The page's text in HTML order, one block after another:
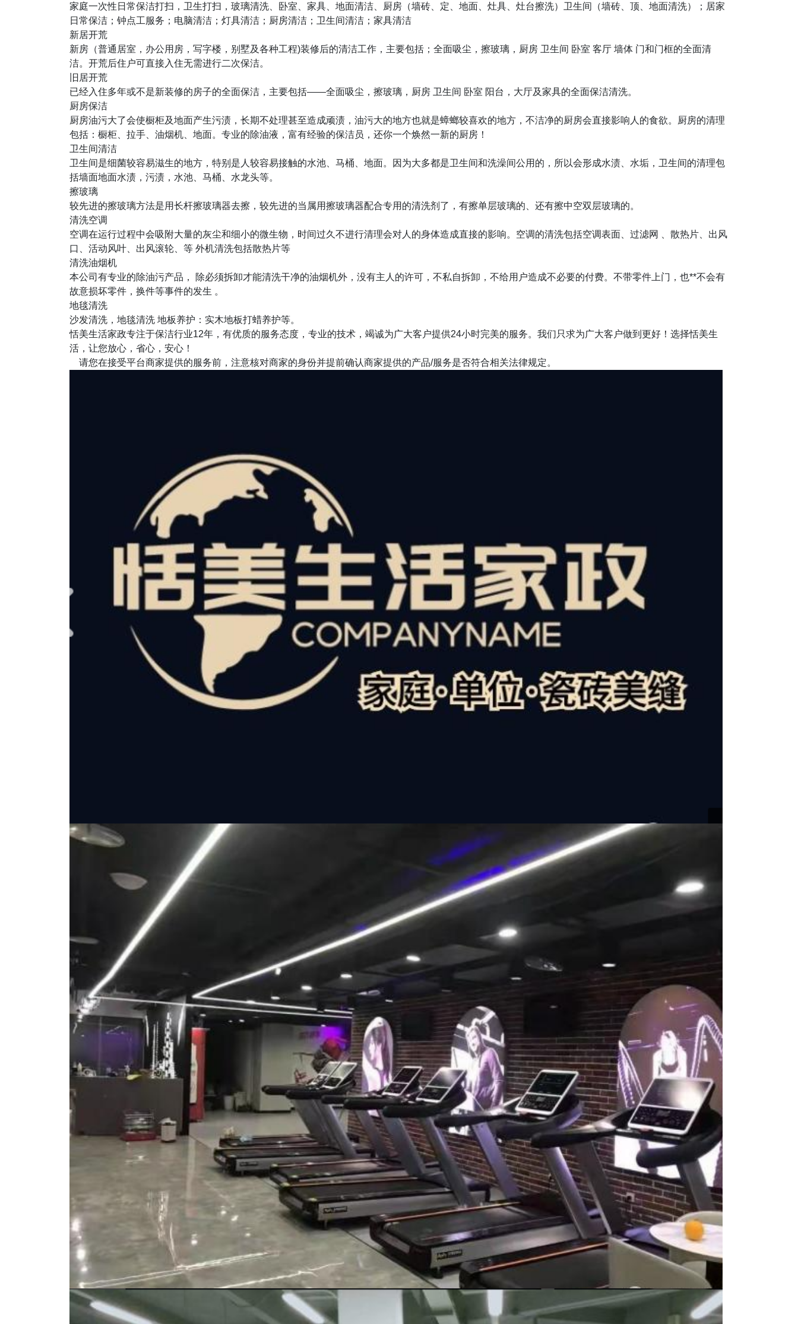
家庭一次性日常保洁打扫，卫生打扫，玻璃清洗、卧室、家具、地面清洁、厨房（墙砖、定、地面、灶具、灶台擦洗）卫生间（墙砖、顶、地面清洗）；居家
日常保洁；钟点工服务；电脑清洁；灯具清洁；厨房清洁；卫生间清洁；家具清洁
新居开荒
新房（普通居室，办公用房，写字楼，别墅及各种工程)装修后的清洁工作，主要包括；全面吸尘，擦玻璃，厨房 卫生间 卧室 客厅 墙体 门和门框的全面清
洁。开荒后住户可直接入住无需进行二次保洁。
旧居开荒
已经入住多年或不是新装修的房子的全面保洁，主要包括——全面吸尘，擦玻璃，厨房 卫生间 卧室 阳台，大厅及家具的全面保洁清洗。
厨房保洁
厨房油污大了会使橱柜及地面产生污渍，长期不处理甚至造成顽渍，油污大的地方也就是蟑螂较喜欢的地方，不洁净的厨房会直接影响人的食欲。厨房的清理
包括：橱柜、拉手、油烟机、地面。专业的除油液，富有经验的保洁员，还你一个焕然一新的厨房！
卫生间清洁
卫生间是细菌较容易滋生的地方，特别是人较容易接触的水池、马桶、地面。因为大多都是卫生间和洗澡间公用的，所以会形成水渍、水垢，卫生间的清理包
括墙面地面水渍，污渍，水池、马桶、水龙头等。
擦玻璃
较先进的擦玻璃方法是用长杆擦玻璃器去擦，较先进的当属用擦玻璃器配合专用的清洗剂了，有擦单层玻璃的、还有擦中空双层玻璃的。
清洗空调
空调在运行过程中会吸附大量的灰尘和细小的微生物，时间过久不进行清理会对人的身体造成直接的影响。空调的清洗包括空调表面、过滤网 、散热片、出风
口、活动风叶、出风滚轮、等 外机清洗包括散热片等
清洗油烟机
本公司有专业的除油污产品， 除必须拆卸才能清洗干净的油烟机外，没有主人的许可，不私自拆卸，不给用户造成不必要的付费。不带零件上门，也**不会有
故意损坏零件，换件等事件的发生 。
地毯清洗
沙发清洗，地毯清洗 地板养护：实木地板打蜡养护等。
恬美生活家政专注于保洁行业12年，有优质的服务态度，专业的技术，竭诚为广大客户提供24小时完美的服务。我们只求为广大客户做到更好！选择恬美生
活，让您放心，省心，安心！
请您在接受平台商家提供的服务前，注意核对商家的身份并提前确认商家提供的产品/服务是否符合相关法律规定。